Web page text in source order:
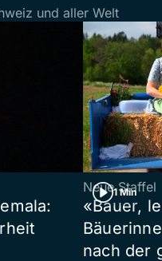
und aller Welt
1 Min
Neue Staffel
«Bauer,
nach der